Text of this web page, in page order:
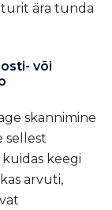
ära tunda
või
skannimine
sellest
keegi
arvuti,